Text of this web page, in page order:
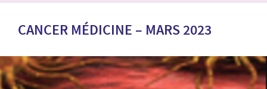
CANCER MÉDICINE – MARS 2023